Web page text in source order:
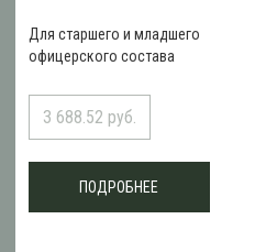
Для старшего и младшего
офицерского состава
3 688.52 руб.
ПОДРОБНЕЕ